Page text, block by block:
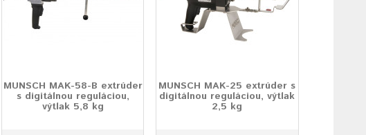
MUNSCH MAK-58-B extrúder
s digitálnou reguláciou,
výtlak 5,8 kg
MUNSCH MAK-25 extrúder s
digitálnou reguláciou, výtlak
2,5 kg